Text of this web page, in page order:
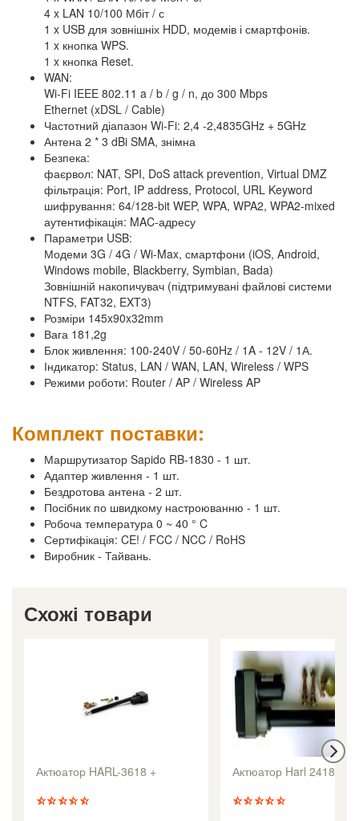
4 x LAN 10/100 Мбіт / с
1 x USB для зовнішніх HDD, модемів і смартфонів.
1 x кнопка WPS.
1 x кнопка Reset.
WAN:
Wi-Fi IEEE 802.11 a / b / g / n, до 300 Mbps
Ethernet (xDSL / Cable)
Частотний діапазон Wi-Fi: 2,4 -2,4835GHz + 5GHz
Антена 2 * 3 dBi SMA, знімна
Безпека:
фаєрвол: NAT, SPI, DoS attack prevention, Virtual DMZ
фільтрація: Port, IP address, Protocol, URL Keyword
шифрування: 64/128-bit WEP, WPA, WPA2, WPA2-mixed
аутентифікація: MAC-адресу
Параметри USB:
Модеми 3G / 4G / Wi-Max, смартфони (iOS, Android,
Windows mobile, Blackberry, Symbian, Bada)
Зовнішній накопичувач (підтримувані файлові системи
NTFS, FAT32, EXT3)
Розміри 145x90x32mm
Вага 181,2g
Блок живлення: 100-240V / 50-60Hz / 1A - 12V / 1А.
Індикатор: Status, LAN / WAN, LAN, Wireless / WPS
Режими роботи: Router / AP / Wireless AP
Комплект поставки:
Маршрутизатор Sapido RB-1830 - 1 шт.
Адаптер живлення - 1 шт.
Бездротова антена - 2 шт.
Посібник по швидкому настроюванню - 1 шт.
Робоча температура 0 ~ 40 ° C
Сертифікація: CE! / FCC / NCC / RoHS
Виробник - Тайвань.
Схожі товари
Актюатор HARL-3618 + Актюатор Harl 2418